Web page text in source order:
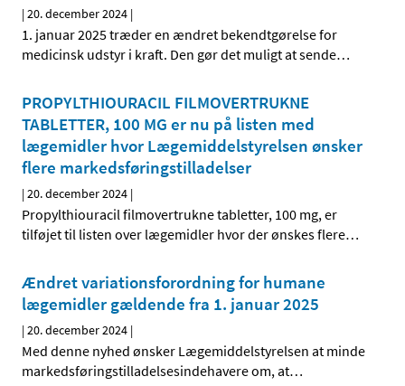
|20. december 2024 |
1. januar 2025 træder en ændret bekendtgørelse for
medicinsk udstyr i kraft. Den gør det muligt at sende…
PROPYLTHIOURACIL FILMOVERTRUKNE
TABLETTER, 100 MG er nu på listen med
lægemidler hvor Lægemiddelstyrelsen ønsker
flere markedsføringstilladelser
|20. december 2024 |
Propylthiouracil filmovertrukne tabletter, 100 mg, er
tilføjet til listen over lægemidler hvor der ønskes flere…
Ændret variationsforordning for humane
lægemidler gældende fra 1. januar 2025
|20. december 2024 |
Med denne nyhed ønsker Lægemiddelstyrelsen at minde
markedsføringstilladelsesindehavere om, at…